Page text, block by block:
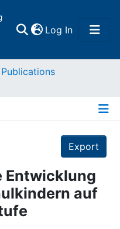
Log In(current)
Publications
Export
Entwicklung
auf